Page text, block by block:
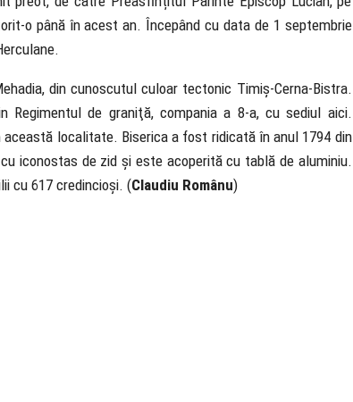
o până în acest an. Începând cu data de 1 septembrie
din cunoscutul culoar tectonic Timiș-Cerna-Bistra.
de graniţă, compania a 8-a, cu sediul aici.
localitate. Biserica a fost ridicată în anul 1794 din
iconostas de zid și este acoperită cu tablă de aluminiu.
cu 617 credincioși. (Claudiu Românu)